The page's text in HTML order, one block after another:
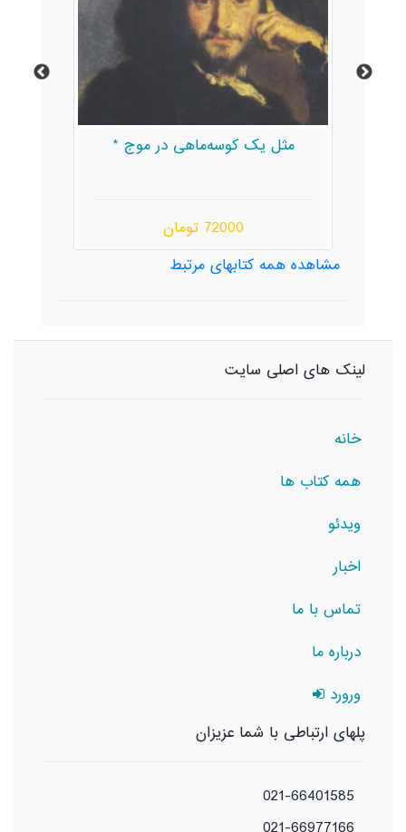
مثل یک کوسه‌ماهی در موج *
72000 تومان
مشاهده همه کتابهای مرتبط
لینک های اصلی سایت
خانه
همه کتاب ها
ویدئو
اخبار
تماس با ما
درباره ما
ورورد
پلهای ارتباطی با شما عزیزان
021-66401585